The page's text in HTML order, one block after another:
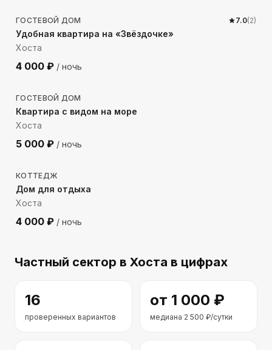
ГОСТЕВОЙ ДОМ 7.0(2)
Удобная квартира на «Звёздочке»
Хоста
4 000 ₽ / ночь
695м до моря
ГОСТЕВОЙ ДОМ
Квартира с видом на море
Хоста
5 000 ₽ / ночь
776м до моря
КОТТЕДЖ
Дом для отдыха
Хоста
4 000 ₽ / ночь
Частный сектор в Хоста в цифрах
16
проверенных вариантов
от 1 000 ₽
медиана 2 500 ₽/сутки